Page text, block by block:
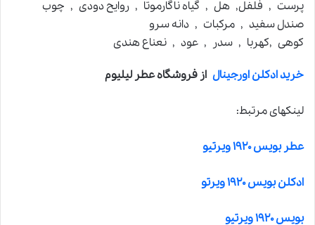
پرست , فلفل, هل , گیاه ناگارموتا , روایح دودی , چوب
صندل سفید , مرکبات , دانه سرو
کوهی ,کهربا , سدر , عود , نعناع هندی
خرید ادکلن اورجینال از فروشگاه عطر لیلیوم
لینکهای مرتبط:
عطر بویس ۱۹۲۰ ویرتیو
ادکلن بویس ۱۹۲۰ ویرتو
بویس ۱۹۲۰ ویرتیو